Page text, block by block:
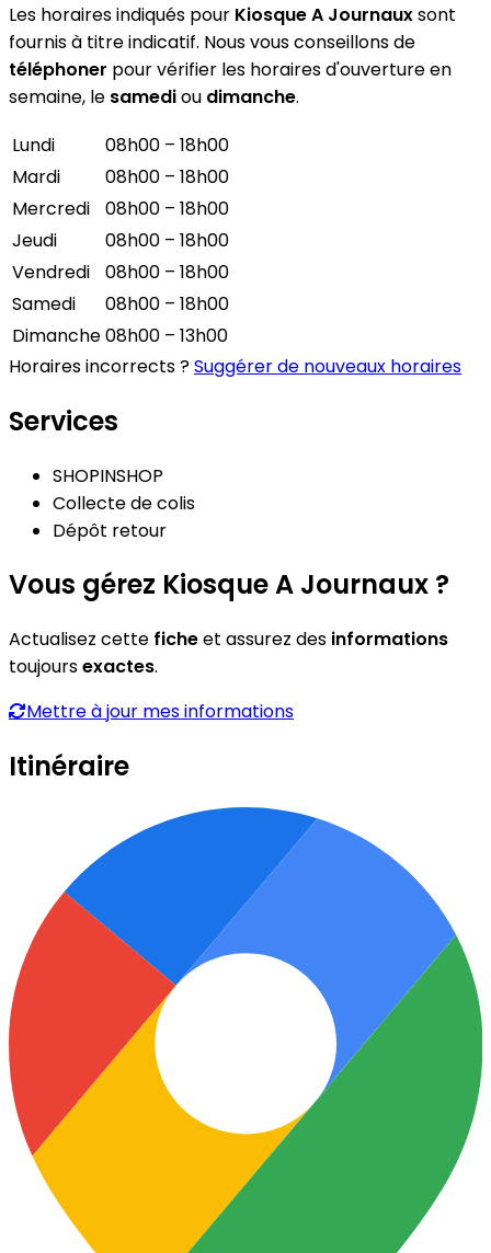
Les horaires indiqués pour Kiosque A Journauxsont
fournis à titre indicatif. Nous vous conseillons de
téléphoner pour vérifier les horaires d'ouverture en
semaine, le samediou dimanche.
Lundi
08h00 – 18h00
Mardi
08h00 – 18h00
Mercredi
08h00 – 18h00
Jeudi
08h00 – 18h00
Vendredi
08h00 – 18h00
Samedi
08h00 – 18h00
Dimanche08h00 – 13h00
Horaires incorrects ?Suggérer de nouveaux horaires
Services
SHOPINSHOP
Collecte de colis
Dépôt retour
Vous gérez Kiosque A Journaux ?
Actualisez cette ficheet assurez des informations
toujoursexactes.
Mettre à jour mes informations
Itinéraire